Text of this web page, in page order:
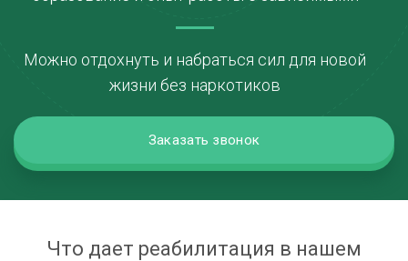
Можно отдохнуть и набраться сил для новой
жизни без наркотиков
Заказать звонок
Что дает реабилитация в нашем